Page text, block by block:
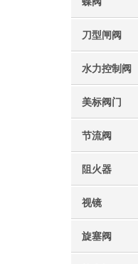
刀型闸阀
水力控制阀
美标阀门
节流阀
阻火器
视镜
旋塞阀